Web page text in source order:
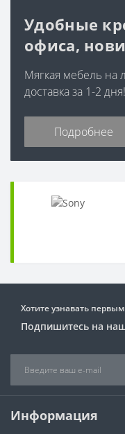
Удобные
офиса,
Мягкая мебель на
доставка за 1-2 дня!
Подробнее
Хотите узнавать
Подпишитесь на
Информация